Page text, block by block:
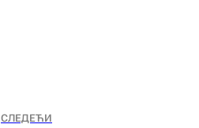
СЛЕДЕЋИ